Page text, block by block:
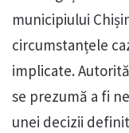
municipiului
circumstanțele
implicate.
se prezumă a fi
unei decizii